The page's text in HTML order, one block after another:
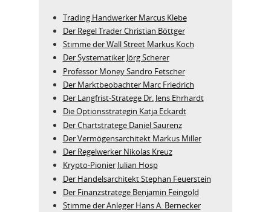
Trading Handwerker Marcus Klebe
Der Regel Trader Christian Böttger
Stimme der Wall Street Markus Koch
Der Systematiker Jörg Scherer
Professor Money Sandro Fetscher
Der Marktbeobachter Marc Friedrich
Der Langfrist-Stratege Dr. Jens Ehrhardt
Die Optionsstrategin Katja Eckardt
Der Chartstratege Daniel Saurenz
Der Vermögensarchitekt Markus Miller
Der Regelwerker Nikolas Kreuz
Krypto-Pionier Julian Hosp
Der Handelsarchitekt Stephan Feuerstein
Der Finanzstratege Benjamin Feingold
Stimme der Anleger Hans A. Bernecker